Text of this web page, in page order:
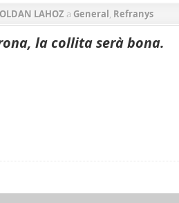
LAHOZ a General, Refranys
la collita serà bona.